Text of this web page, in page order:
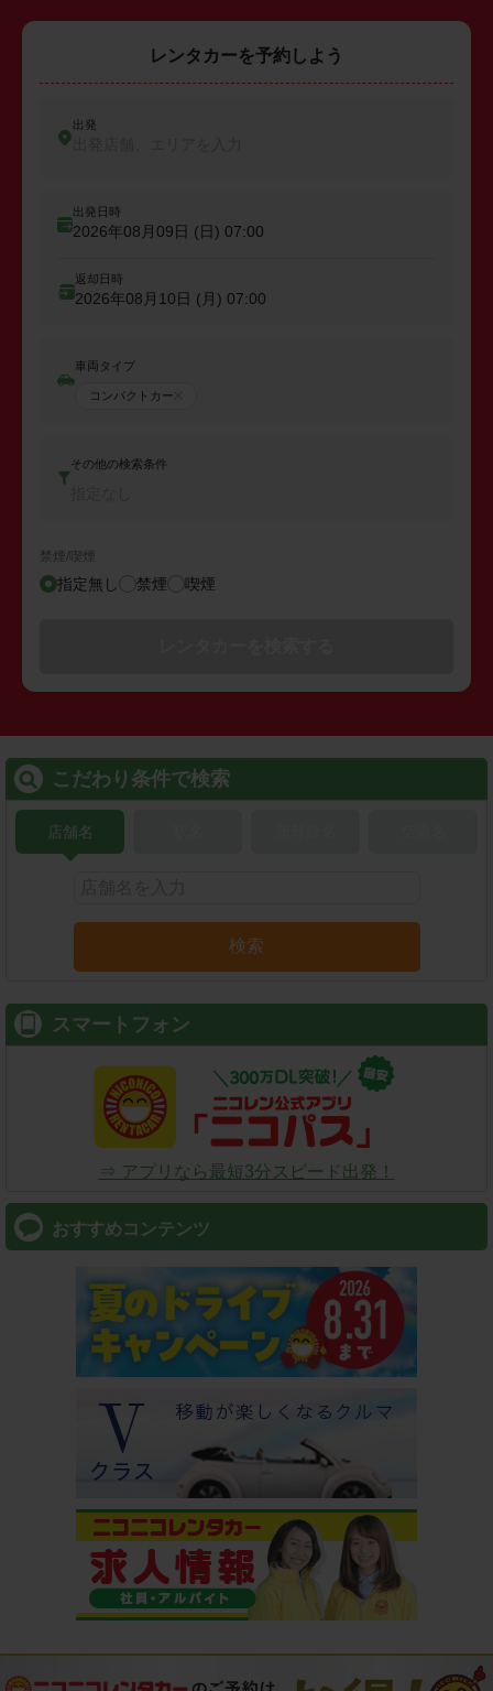
レンタカーを予約しよう
出発
出発日時
2026年08月09日 (日) 07:00
返却日時
2026年08月10日 (月) 07:00
車両タイプ
コンパクトカー
その他の検索条件
禁煙/喫煙
指定無し 禁煙 喫煙
こだわり条件で検索
店舗名
検索
スマートフォン
⇒ アプリなら最短3分スピード出発！
おすすめコンテンツ